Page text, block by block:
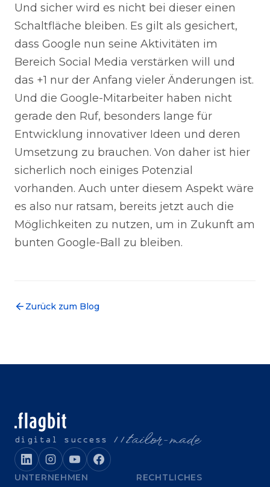
Und sicher wird es nicht bei dieser einen
Schaltfläche bleiben. Es gilt als gesichert,
dass Google nun seine Aktivitäten im
Bereich Social Media verstärken will und
das +1 nur der Anfang vieler Änderungen ist.
Und die Google-Mitarbeiter haben nicht
gerade den Ruf, besonders lange für
Entwicklung innovativer Ideen und deren
Umsetzung zu brauchen. Von daher ist hier
sicherlich noch einiges Potenzial
vorhanden. Auch unter diesem Aspekt wäre
es also nur ratsam, bereits jetzt auch die
Möglichkeiten zu nutzen, um in Zukunft am
bunten Google-Ball zu bleiben.
Zurück zum Blog
digital success //tailor-made
UNTERNEHMEN RECHTLICHES